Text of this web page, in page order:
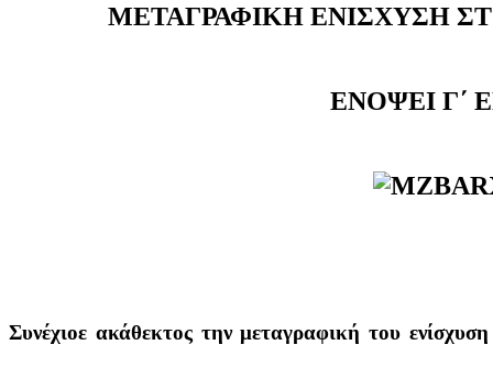
ΜΕΤΑΓΡΑΦΙΚΗ ΕΝΙΣΧΥΣΗ
ΕΝΟΨΕΙ Γ΄
Συνέχιοε ακάθεκτος την μεταγραφική του